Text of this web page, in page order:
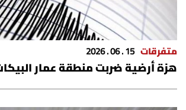
متفرقات 15 . 06 . 2026
هزة أرضية ضربت منطقة عمار